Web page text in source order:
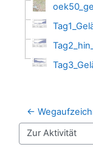
←
Zur Aktivität